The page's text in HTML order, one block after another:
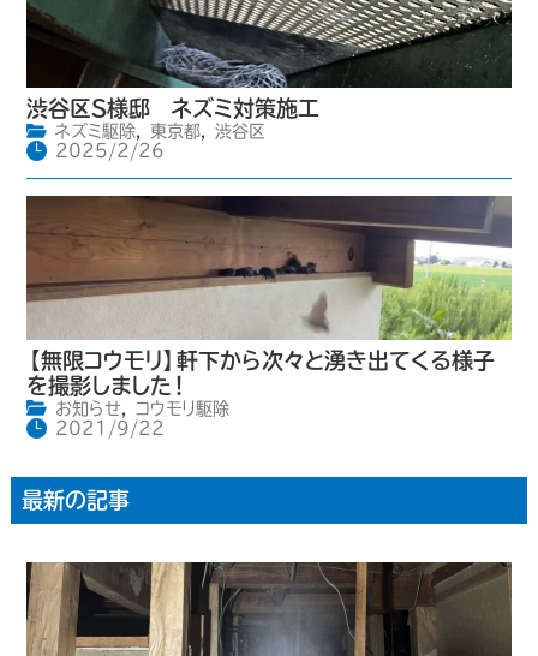
渋谷区S様邸 ネズミ対策施工
ネズミ駆除, 東京都,
渋谷区
2025/2/26
【無限コウモリ】軒下から次々と湧き出てくる様子
を撮影しました！
お知らせ,
コウモリ駆除
2021/9/22
最新の記事